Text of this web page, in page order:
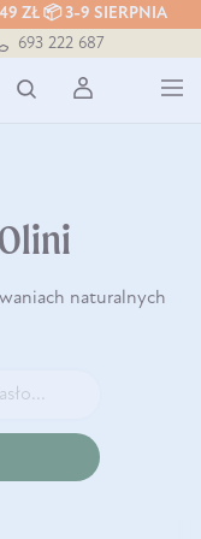
ZŁ 📦 3-9 SIERPNIA
693 222 687
naturalnych